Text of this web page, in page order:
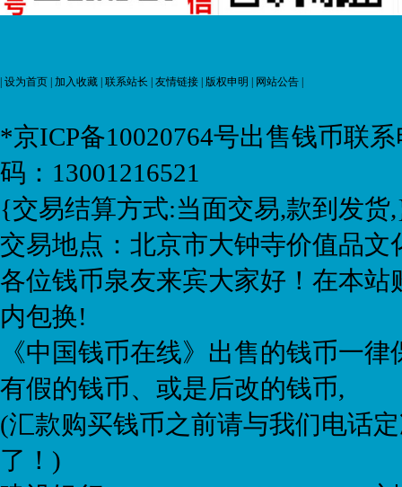
设为首页 加入收藏 联系站长 友情链接 版权申明 网站公告
*京ICP备10020764号出售钱币联系
码：13001216521
{交易结算方式:当面交易,款到发货
交易地点：北京市大钟寺价值品文
各位钱币泉友来宾大家好！在本
内包换!
《中国钱币在线》出售的钱币一
有假的钱币、或是后改的钱币,
(汇款购买钱币之前请与我们电话
了！)